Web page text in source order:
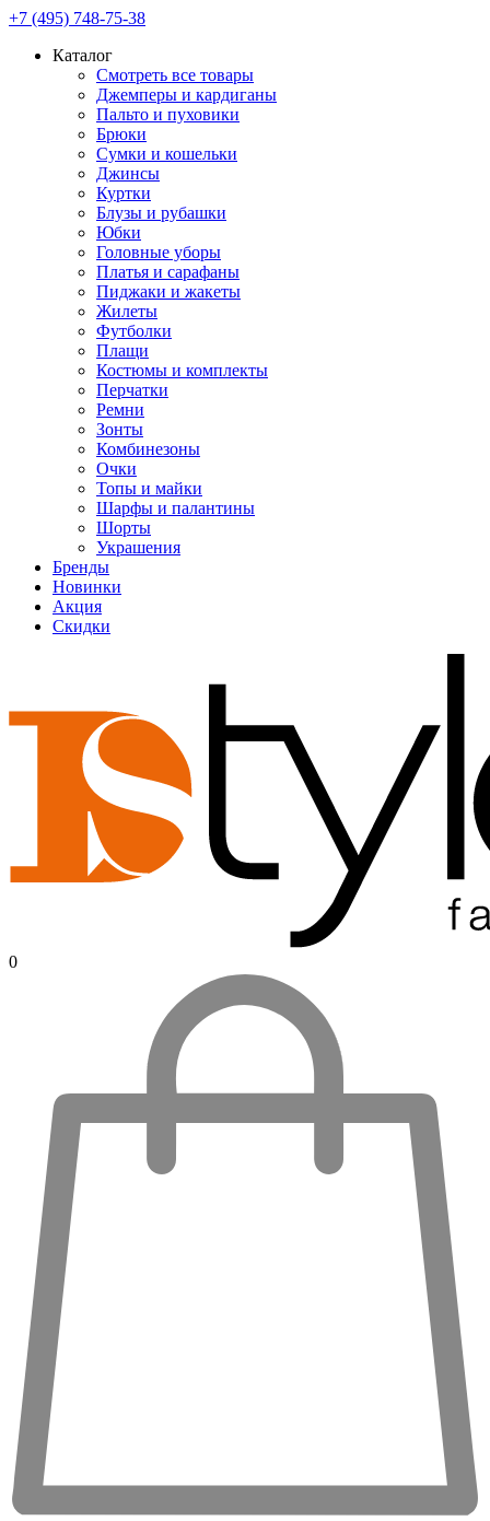
+7 (495) 748-75-38
Каталог
Смотреть все товары
Джемперы и кардиганы
Пальто и пуховики
Брюки
Сумки и кошельки
Джинсы
Куртки
Блузы и рубашки
Юбки
Головные уборы
Платья и сарафаны
Пиджаки и жакеты
Жилеты
Футболки
Плащи
Костюмы и комплекты
Перчатки
Ремни
Зонты
Комбинезоны
Очки
Топы и майки
Шарфы и палантины
Шорты
Украшения
Бренды
Новинки
Акция
Скидки
0